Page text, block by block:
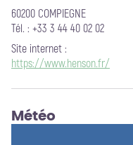
60200 COMPIEGNE
Tél. : +33 3 44 40 02 02
Site internet :
https://www.henson.fr/
Météo